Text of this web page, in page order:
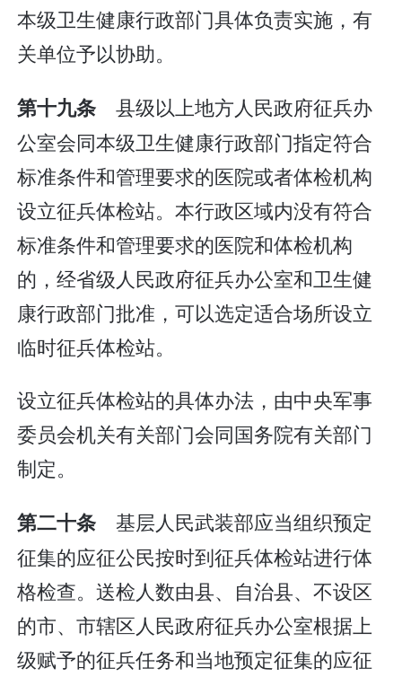
本级卫生健康行政部门具体负责实施，有
关单位予以协助。
第十九条 县级以上地方人民政府征兵办
公室会同本级卫生健康行政部门指定符合
标准条件和管理要求的医院或者体检机构
设立征兵体检站。本行政区域内没有符合
标准条件和管理要求的医院和体检机构
的，经省级人民政府征兵办公室和卫生健
康行政部门批准，可以选定适合场所设立
临时征兵体检站。
设立征兵体检站的具体办法，由中央军事
委员会机关有关部门会同国务院有关部门
制定。
第二十条 基层人民武装部应当组织预定
征集的应征公民按时到征兵体检站进行体
格检查。送检人数由县、自治县、不设区
的市、市辖区人民政府征兵办公室根据上
级赋予的征兵任务和当地预定征集的应征